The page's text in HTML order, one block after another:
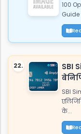
100
22.
SBI
SBI
के...